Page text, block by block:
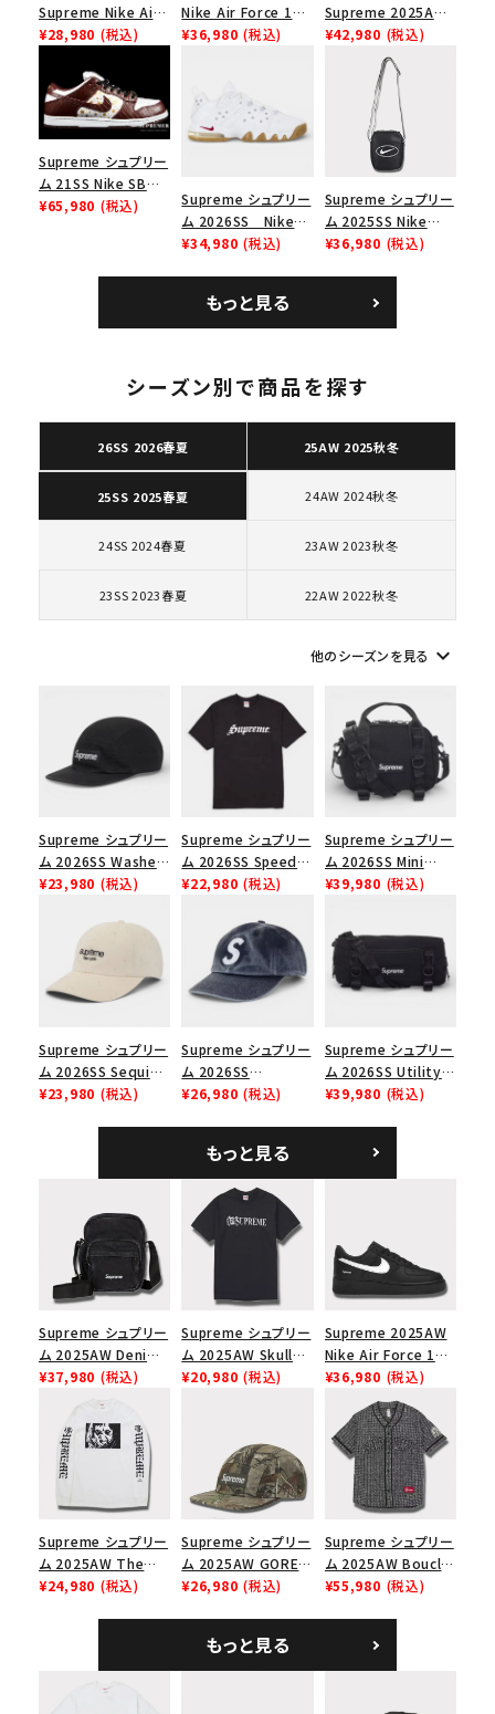
キーワードから探す
人気ワード 2026SS
Tシャツ・ロングスリーブ
キャップ・ハット
パーカー・クルーネック
ショルダー・ウエストバッグ
ボックスロゴ ブラックスウェット
シーズンから探す
並び順
価格から探す
在庫のない商品を表示する
絞り込んで検索する
Supreme Nike Air
Force 1 Low シュプ
ース１スニーカー シ
ューズ ホワイト
¥28,980 (税込)
Nike Air Force 1
Low シュプリーム ナ
ラック
¥36,980 (税込)
Supreme 2025AW
Nike SB Dunk Low
ナイキ SB ダンク ロ
ー スニーカー ホワイ
¥42,980 (税込)
Supreme シュプリー
ム 21SS Nike SB
Dunk Low ナイキSB
¥65,980 (税込)
Supreme シュプリー
ム 2026SS Nike
SB Air Max 2 CB 94
ロー SP ホワイト
¥34,980 (税込)
Supreme シュプリー
ム 2025SS Nike
Leather Shoulder
¥36,980 (税込)
もっと見る
シーズン別で商品を探す
26SS 2026春夏 25AW 2025秋冬
25SS 2025春夏 24AW 2024秋冬
24SS 2024春夏 23AW 2023秋冬
23SS 2023春夏 22AW 2022秋冬
他のシーズンを見る keyboard_arrow_down
Supreme シュプリー
ム 2026SS Washed
Chino Twill Camp
ノツイル キャンプキャ
ップ ブラック
¥23,980 (税込)
Supreme シュプリー
ム 2026SS Speed
Tee スピードTシャツ
¥22,980 (税込)
Supreme シュプリー
ム 2026SS Mini
Duffle Bag ミニダッ
¥39,980 (税込)
Supreme シュプリー
ム 2026SS Sequin
Denim Classic
ャップ ナチュラル
¥23,980 (税込)
Supreme シュプリー
ム 2026SS
Pigment Coated S
ゴ 6パネル ネイビー
¥26,980 (税込)
Supreme シュプリー
ム 2026SS Utility
Bag ユーティリティ
¥39,980 (税込)
もっと見る
Supreme シュプリー
ム 2025AW Denim
Shoulder Bag デニ
ブラック
¥37,980 (税込)
Supreme シュプリー
ム 2025AW Skull
Tee スカル Tシャツ
¥20,980 (税込)
Supreme 2025AW
Nike Air Force 1
Low シュプリーム ナ
イキエアフォース１ス
ニーカー シューズ ブ
ラック
¥36,980 (税込)
Supreme シュプリー
ム 2025AW The
Exorcist Mother
¥24,980 (税込)
Supreme シュプリー
ム 2025AW GORE-
TEX Zip Pocket
キャンプ キャップ リ
アルツリーAPカモ
¥26,980 (税込)
Supreme シュプリー
ム 2025AW Boucle
Baseball Jersey ブ
¥55,980 (税込)
もっと見る